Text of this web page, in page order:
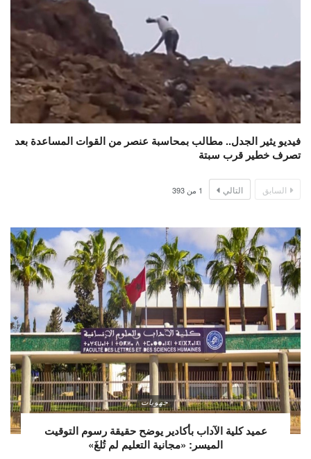
فيديو يثير الجدل.. مطالب بمحاسبة عنصر من القوات المساعدة بعد
تصرف خطير قرب سبتة
السابق التالي 1 من 393
جهويات
عميد كلية الآداب بأكادير يوضح حقيقة رسوم التوقيت
الميسر: «مجانية التعليم لم تُلغَ»